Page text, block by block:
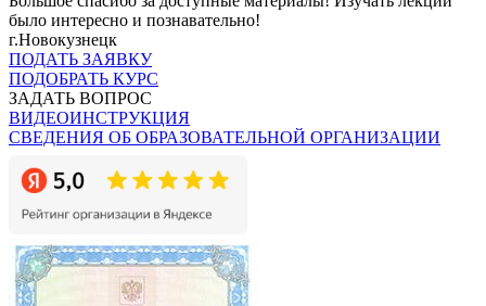
было интересно и познавательно!
г.Новокузнецк
ПОДАТЬ ЗАЯВКУ
ПОДОБРАТЬ КУРС
ЗАДАТЬ ВОПРОС
ВИДЕОИНСТРУКЦИЯ
СВЕДЕНИЯ ОБ ОБРАЗОВАТЕЛЬНОЙ ОРГАНИЗАЦИИ